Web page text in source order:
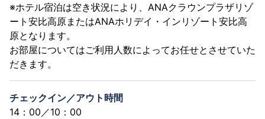
※ホテル宿泊は空き状況により、ANAクラウンプラザリゾ
ート安比高原またはANAホリデイ・インリゾート安比高
原となります。
お部屋についてはご利用人数によってお任せとさせていた
だきます。
チェックイン／アウト時間
14：00／10：00